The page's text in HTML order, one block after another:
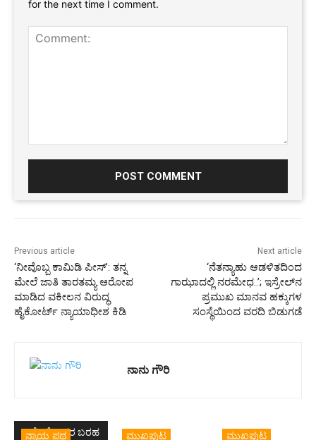
for the next time I comment.
Previous article
‘ನೀವೊಬ್ಬ ಕಾಮಿಡಿ ಪೀಸ್’: ತನ್ನ
ಮೇಲೆ ಜಾತಿ ತಾರತಮ್ಯ ಆರೋಪ
ಮಾಡಿದ ವಕೀಲನ ವಿರುದ್ಧ
ಹೈಕೋರ್ಟ್ ನ್ಯಾಯಾಧೀಶ ಕಿಡಿ
Next article
‘ನೆತನ್ಯಾಹು ಆಡಳಿತದಿಂದ
ಗಾಝಾದಲ್ಲಿ ನರಮೇಧ..’; ಇಸ್ರೇಲ್‌ನ
ಪ್ರಮುಖ ಮಾನವ ಹಕ್ಕುಗಳ
ಸಂಸ್ಥೆಯಿಂದ ವರದಿ ಬಿಡುಗಡೆ
ನಾನು ಗೌರಿ
ಇದೇ ಲೇಖಕರ ಬರಹ
ನ್ಯಾಯ ಪಥ ಮುಖಪುಟ ಮುಖಪುಟ